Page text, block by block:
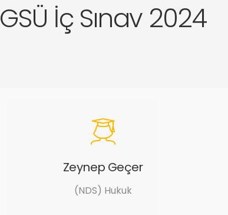
GSÜ İç Sınav 2024
Zeynep Geçer
(NDS) Hukuk